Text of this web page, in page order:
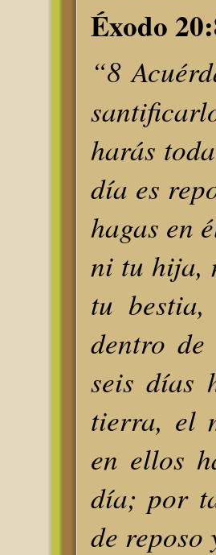
Éxodo
“8
harás
día es
hagas en
ni tu hija,
tu
dentro
seis días
tierra, el
en ellos
día; por
de